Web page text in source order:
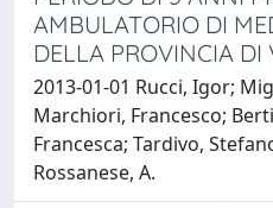
AMBULATORIO DI
DELLA PROVINCIA DI
2013-01-01 Rucci, Igor;
Marchiori, Francesco;
Francesca; Tardivo,
Rossanese, A.